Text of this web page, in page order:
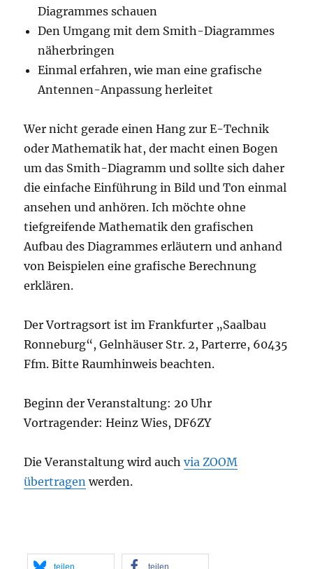
Diagrammes schauen
Den Umgang mit dem Smith-Diagrammes
näherbringen
Einmal erfahren, wie man eine grafische
Antennen-Anpassung herleitet
Wer nicht gerade einen Hang zur E-Technik
oder Mathematik hat, der macht einen Bogen
um das Smith-Diagramm und sollte sich daher
die einfache Einführung in Bild und Ton einmal
ansehen und anhören. Ich möchte ohne
tiefgreifende Mathematik den grafischen
Aufbau des Diagrammes erläutern und anhand
von Beispielen eine grafische Berechnung
erklären.
Der Vortragsort ist im Frankfurter „Saalbau
Ronneburg“, Gelnhäuser Str. 2, Parterre, 60435
Ffm. Bitte Raumhinweis beachten.
Beginn der Veranstaltung: 20 Uhr
Vortragender: Heinz Wies, DF6ZY
Die Veranstaltung wird auchvia ZOOM
übertragen werden.